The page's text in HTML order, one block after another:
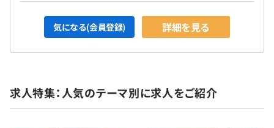
気になる(会員登録) 詳細を見る
求人特集：人気のテーマ別に求人をご紹介